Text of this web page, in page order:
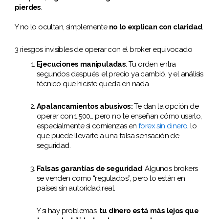
pierdes.
Y no lo ocultan, simplemente no lo explican con claridad.
3 riesgos invisibles de operar con el broker equivocado
Ejecuciones manipuladas: Tu orden entra
segundos después, el precio ya cambió, y el análisis
técnico que hiciste queda en nada.
Apalancamientos abusivos:Te dan la opción de
operar con 1:500… pero no te enseñan cómo usarlo,
especialmente si comienzas en forex sin dinero, lo
que puede llevarte a una falsa sensación de
seguridad.
Falsas garantías de seguridad: Algunos brokers
se venden como “regulados”, pero lo están en
países sin autoridad real.
Y si hay problemas, tu dinero está más lejos que